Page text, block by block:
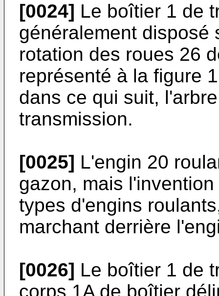
[0024] Le boîtier 1 de
généralement disposé
rotation des roues 26
représenté à la figure
dans ce qui suit,
transmission.
[0025] L'engin 20
gazon, mais
types d'engins
marchant derrière
[0026] Le boîtier 1 de
corps 1A de boîtier